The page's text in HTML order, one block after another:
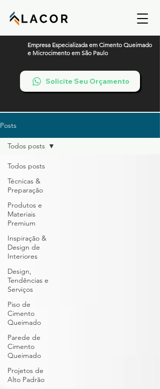
Empresa Especializada em Cimento Queimado
e Microcimento em São Paulo
Solicite Seu Orçamento
Posts
Todos posts
Técnicas &
Preparação
Produtos e
Materiais
Premium
Inspiração &
Design de
Interiores
Design,
Tendências e
Serviços
Piso de
Cimento
Queimado
Parede de
Cimento
Queimado
Projetos de
Alto Padrão
Todos posts